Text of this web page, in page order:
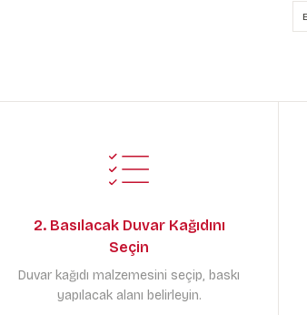
2. Basılacak Duvar Kağıdını
Seçin
Duvar kağıdı malzemesini seçip, baskı
yapılacak alanı belirleyin.